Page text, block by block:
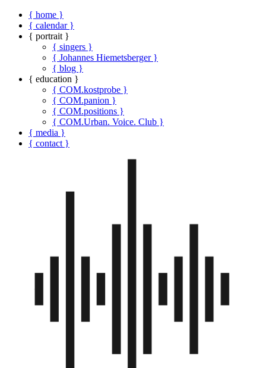
{ home }
{ calendar }
{ portrait }
{ singers }
{ Johannes Hiemetsberger }
{ blog }
{ education }
{ COM.kostprobe }
{ COM.panion }
{ COM.positions }
{ COM.Urban. Voice. Club }
{ media }
{ contact }